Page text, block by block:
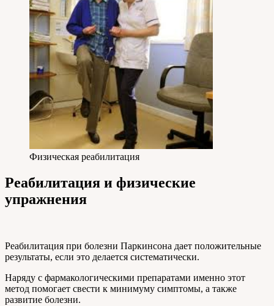
Физическая реабилитация
Реабилитация и физические
упражнения
Реабилитация при болезни Паркинсона дает положительные
результаты, если это делается систематически.
Наряду с фармакологическими препаратами именно этот
метод помогает свести к минимуму симптомы, а также
развитие болезни.